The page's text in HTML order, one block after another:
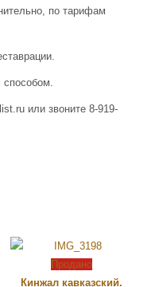
по тарифам
или звоните 8-919-
Продано
Кинжал кавказский.